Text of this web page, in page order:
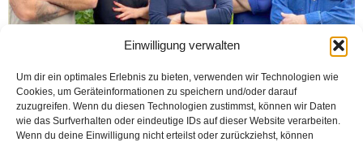
Einwilligung verwalten
Um dir ein optimales Erlebnis zu bieten, verwenden wir Technologien wie
Cookies, um Geräteinformationen zu speichern und/oder darauf
zuzugreifen. Wenn du diesen Technologien zustimmst, können wir Daten
wie das Surfverhalten oder eindeutige IDs auf dieser Website verarbeiten.
Wenn du deine Einwilligung nicht erteilst oder zurückziehst, können
yapılacak Uyum Meclisi seçimine „İnterkulturell Begegnung der Völker (IBV)“
listesi ile katılacaklar. Bir önceki...
Weiterlesen